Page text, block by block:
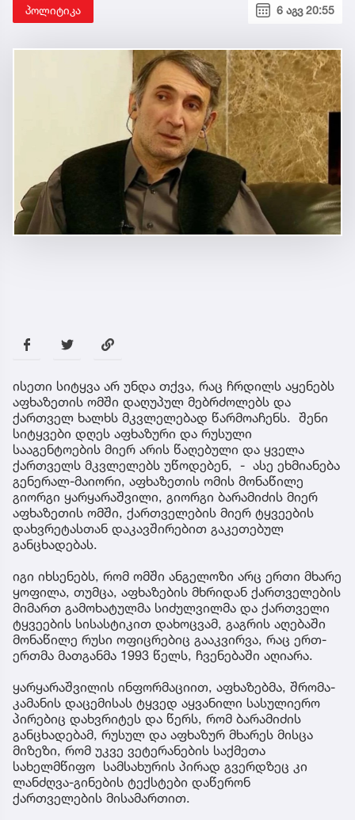
პოლიტიკა 6 აგვ 20:55
ისეთი სიტყვა არ უნდა თქვა, რაც ჩრდილს აყენებს
აფხაზეთის ომში დაღუპულ მებრძოლებს და
ქართველ ხალხს მკვლელებად წარმოაჩენს. შენი
სიტყვები დღეს აფხაზური და რუსული
სააგენტოების მიერ არის წაღებული და ყველა
ქართველს მკვლელებს უწოდებენ, - ასე ეხმიანება
გენერალ-მაიორი, აფხაზეთის ომის მონაწილე
გიორგი ყარყარაშვილი, გიორგი ბარამიძის მიერ
აფხაზეთის ომში, ქართველების მიერ ტყვეების
დახვრეტასთან დაკავშირებით გაკეთებულ
განცხადებას.
იგი იხსენებს, რომ ომში ანგელოზი არც ერთი მხარე
ყოფილა, თუმცა, აფხაზების მხრიდან ქართველების
მიმართ გამოხატულმა სიძულვილმა და ქართველი
ტყვეების სისასტიკით დახოცვამ, გაგრის აღებაში
მონაწილე რუსი ოფიცრებიც გააკვირვა, რაც ერთ-
ერთმა მათგანმა 1993 წელს, ჩვენებაში აღიარა.
ყარყარაშვილის ინფორმაციით, აფხაზებმა, შრომა-
კამანის დაცემისას ტყვედ აყვანილი სასულიერო
პირებიც დახვრიტეს და წერს, რომ ბარამიძის
განცხადებამ, რუსულ და აფხაზურ მხარეს მისცა
მიზეზი, რომ უკვე ვეტერანების საქმეთა
სახელმწიფო სამსახურის პირად გვერდზეც კი
ლანძღვა-გინების ტექსტები დაწერონ
ქართველების მისამართით.